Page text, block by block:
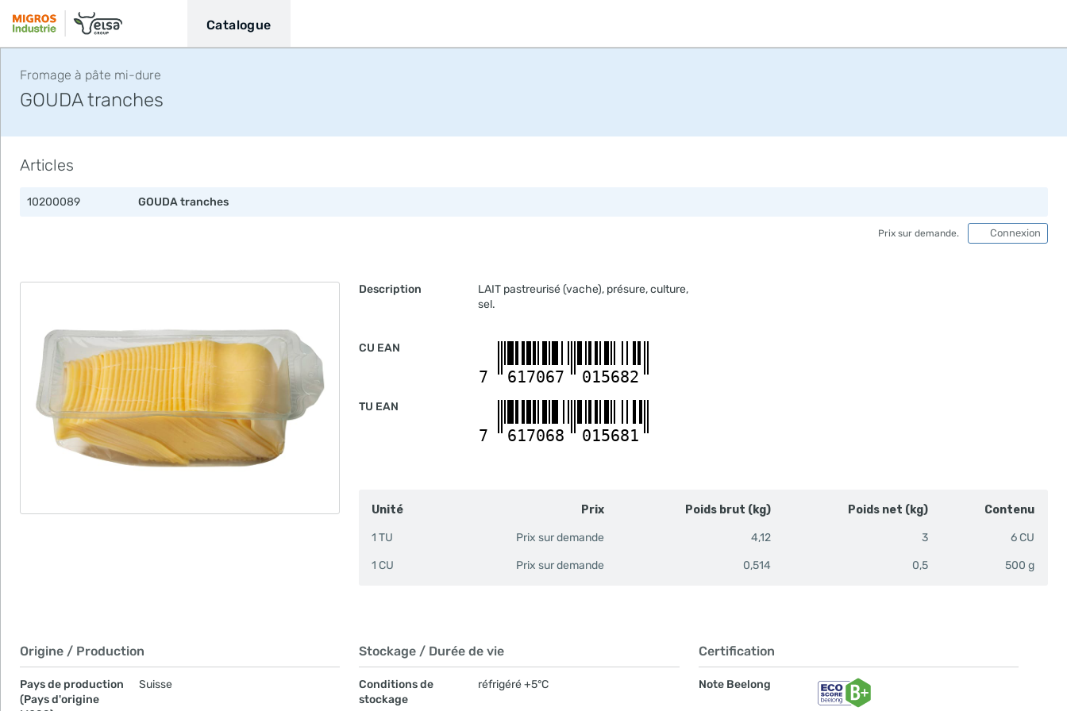
Catalogue
Fromage à pâte mi-dure
GOUDA tranches
Articles
10200089 GOUDA tranches
Prix sur demande. Connexion
Description
LAIT pastreurisé (vache), présure, culture,
sel.
CU EAN
7 617067 015682
TU EAN
7 617068 015681
Unité Prix Poids brut (kg) Poids net (kg) Contenu
1 TU Prix sur demande 4,12 3 6 CU
1 CU Prix sur demande 0,514 0,5 500 g
Origine / Production
Pays de production
(Pays d'origine
Suisse
Stockage / Durée de vie
Conditions de
stockage
réfrigéré +5°C
Certification
Note Beelong